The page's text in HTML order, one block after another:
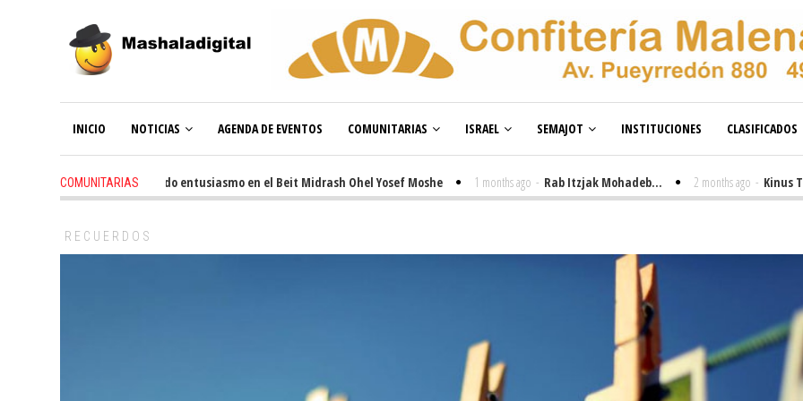
INICIO NOTICIAS AGENDA DE EVENTOS COMUNITARIAS ISRAEL SEMAJOT INSTITUCIONES CLASIFICADOS
COMUNITARIAS
3 weeks ago - Renovado entusiasmo en el Beit Midrash Ohel Yosef Moshe 1 months ago - Rab Itzjak Mohadeb... 2 months ago - Kinus Toire
RECUERDOS